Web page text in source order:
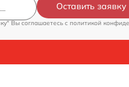
Оставить заявку
Вы соглашаетесь c политикой